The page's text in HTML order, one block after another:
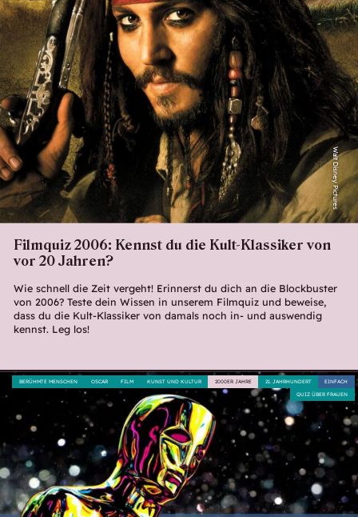
Walt Disney Pictures
Filmquiz 2006: Kennst du die Kult-Klassiker von
vor 20 Jahren?
Wie schnell die Zeit vergeht! Erinnerst du dich an die Blockbuster
von 2006? Teste dein Wissen in unserem Filmquiz und beweise,
dass du die Kult-Klassiker von damals noch in- und auswendig
kennst. Leg los!
EINFACH
21. JAHRHUNDERT
2000ER JAHRE
KUNST UND KULTUR
FILM
OSCAR
BERÜHMTE MENSCHEN
QUIZ ÜBER FRAUEN